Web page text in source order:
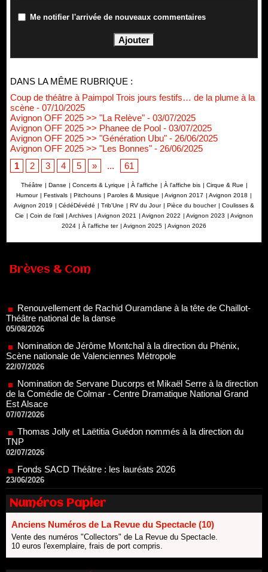
Me notifier l'arrivée de nouveaux commentaires
DANS LA MÊME RUBRIQUE :
Coup de théâtre à Paimpol Trois jours festifs… de la plume à la
scène - 07/10/2025
Avignon OFF 2025 >> "La Relève" - 03/07/2025
Avignon OFF 2025 >> Phanee de Pool - 03/07/2025
Avignon OFF 2025 >> "Génération Ubu" - 26/06/2025
Avignon OFF 2025 >> "Les Bonnes" - 26/06/2025
1
2 3 4 5 » ... 61
Théâtre | Danse | Concerts & Lyrique | À l'affiche | À l'affiche bis | Cirque & Rue |
Humour | Festivals | Pitchouns | Paroles & Musique | Avignon 2017 | Avignon 2018 |
Avignon 2019 | CédéDévédé | Trib'Une | RV du Jour | Pièce du boucher | Coulisses &
Cie | Coin de l’œil | Archives | Avignon 2021 | Avignon 2022 | Avignon 2023 | Avignon
2024 | À l'affiche ter | Avignon 2025 | Avignon 2026
Brèves & Com
Renouvellement de Rachid Ouramdane à la tête de Chaillot-
Nomination de Jérôme Montchal à la direction du Phénix,
Scène nationale de Valenciennes Métropole
22/07/2026
Nomination de Servane Ducorps et Mikaël Serre à la direction
de la Comédie de Colmar - Centre Dramatique National Grand
Est Alsace
07/07/2026
Thomas Jolly et Laëtitia Guédon nommés à la direction du
TNP
02/07/2026
Fonds SACD Théâtre : les lauréats 2026
23/06/2026
Dispositif ARTCENA Écrire pour le cirque, les lauréats 2026 !
20/06/2026
Le palmarès des prix SACD 2026
18/06/2026
Les 10 lauréats du Fonds Grandes Formes Théâtre 2026
SACD
13/06/2026
Nomination de Nathalie Garraud et Olivier Saccomano à la
direction du Théâtre de Gennevilliers - CDN
Numéros Papier
Anciens Numéros de La Revue du Spectacle (10)
Vente des numéros "Collectors" de La Revue du Spectacle.
10 euros l'exemplaire, frais de port compris.